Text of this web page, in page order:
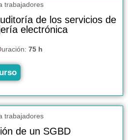
de los servicios de
electrónica
75 h
de un SGBD